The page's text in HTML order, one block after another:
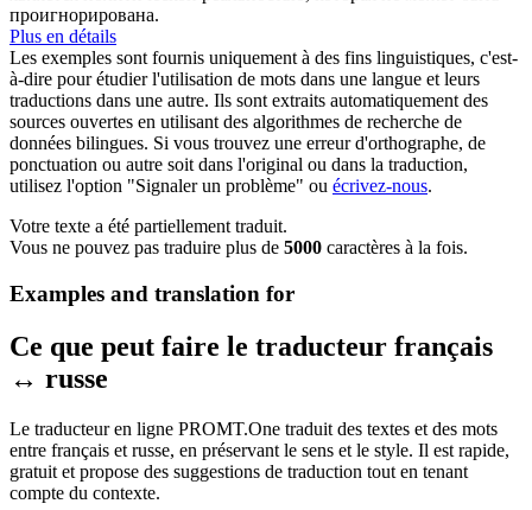
проигнорирована.
Plus en détails
Les exemples sont fournis uniquement à des fins linguistiques, c'est-
à-dire pour étudier l'utilisation de mots dans une langue et leurs
traductions dans une autre. Ils sont extraits automatiquement des
sources ouvertes en utilisant des algorithmes de recherche de
données bilingues. Si vous trouvez une erreur d'orthographe, de
ponctuation ou autre soit dans l'original ou dans la traduction,
utilisez l'option "Signaler un problème" ou écrivez-nous.
Votre texte a été partiellement traduit.
Vous ne pouvez pas traduire plus de 5000 caractères à la fois.
Examples and translation for
Ce que peut faire le traducteur français
↔ russe
Le traducteur en ligne PROMT.One traduit des textes et des mots
entre français et russe, en préservant le sens et le style. Il est rapide,
gratuit et propose des suggestions de traduction tout en tenant
compte du contexte.